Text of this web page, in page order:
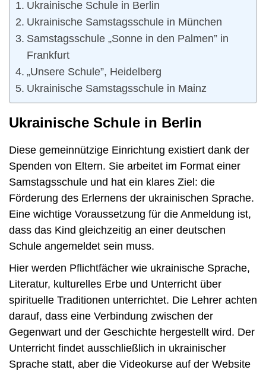
Ukrainische Schule in Berlin
Ukrainische Samstagsschule in München
Samstagsschule „Sonne in den Palmen” in
Frankfurt
„Unsere Schule”, Heidelberg
Ukrainische Samstagsschule in Mainz
Ukrainische Schule in Berlin
Diese gemeinnützige Einrichtung existiert dank der
Spenden von Eltern. Sie arbeitet im Format einer
Samstagsschule und hat ein klares Ziel: die
Förderung des Erlernens der ukrainischen Sprache.
Eine wichtige Voraussetzung für die Anmeldung ist,
dass das Kind gleichzeitig an einer deutschen
Schule angemeldet sein muss.
Hier werden Pflichtfächer wie ukrainische Sprache,
Literatur, kulturelles Erbe und Unterricht über
spirituelle Traditionen unterrichtet. Die Lehrer achten
darauf, dass eine Verbindung zwischen der
Gegenwart und der Geschichte hergestellt wird. Der
Unterricht findet ausschließlich in ukrainischer
Sprache statt, aber die Videokurse auf der Website